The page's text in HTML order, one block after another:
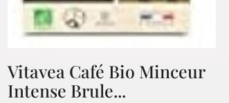
Vitavea Café Bio Minceur
Intense Brule...
VOTRE COMPTE